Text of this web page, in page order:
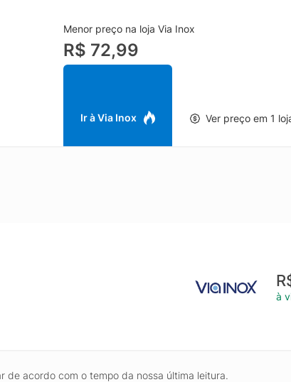
equipamento confiável para rotinas intensas.
uso com desempenho consistente e longa vida
Menor preço na loja Via Inox
R$ 72,99
Ir à Via Inox Ver preço em 1
à
de acordo com o tempo da nossa última leitura.